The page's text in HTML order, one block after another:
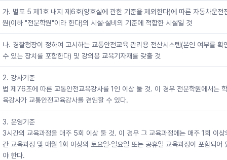
가. 별표 5 제1호 내지 제6호(양호실에 관한 기준을 제외한다)에 따른 자동차운전
원(이하 "전문학원"이라 한다)의 시설·설비의 기준에 적합한 시설일 것
나. 경찰청장이 정하여 고시하는 교통안전교육 관리용 전산시스템(본인 여부를 확
수 있는 장치를 포함한다) 및 강의용 교육기자재를 갖출 것
2. 강사기준
법 제76조에 따른 교통안전교육강사를 1인 이상 둘 것. 이 경우 전문학원에서는
육강사가 교통안전교육강사를 겸임할 수 있다.
3. 운영기준
3시간의 교육과정을 매주 5회 이상 둘 것. 이 경우 그 교육과정에는 매주 1회 이상
간 교육과정 및 매월 1회 이상의 토요일·일요일 또는 공휴일 교육과정이 포함되어
야 한다.